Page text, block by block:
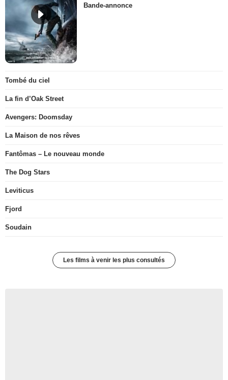
Bande-annonce
Tombé du ciel
La fin d’Oak Street
Avengers: Doomsday
La Maison de nos rêves
Fantômas – Le nouveau monde
The Dog Stars
Leviticus
Fjord
Soudain
Les films à venir les plus consultés